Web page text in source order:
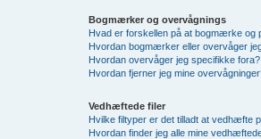
Bogmærker og overvågnings
Hvad er forskellen på at bogmærke og
Hvordan bogmærker eller overvåger
Hvordan overvåger jeg specifikke fora?
Hvordan fjerner jeg mine
Vedhæftede filer
Hvilke filtyper er det tilladt at vedhæfte
Hvordan finder jeg alle mine